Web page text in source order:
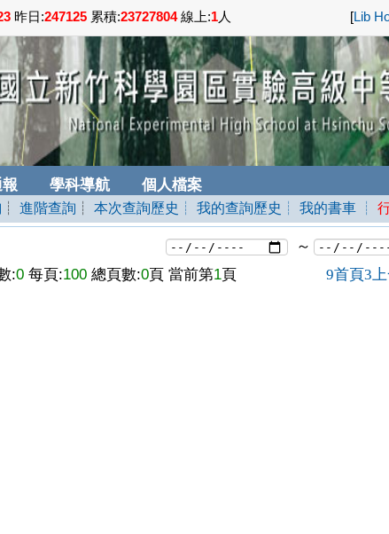
昨日:247125 累積:23727804線上:1人 [Lib
學科導航 個人檔案
┊進階查詢 ┊本次查詢歷史 ┊ 我的查詢歷史 ┊ 我的書車 ┊
～
:0每頁:100總頁數:0頁 當前第1頁 9首頁3